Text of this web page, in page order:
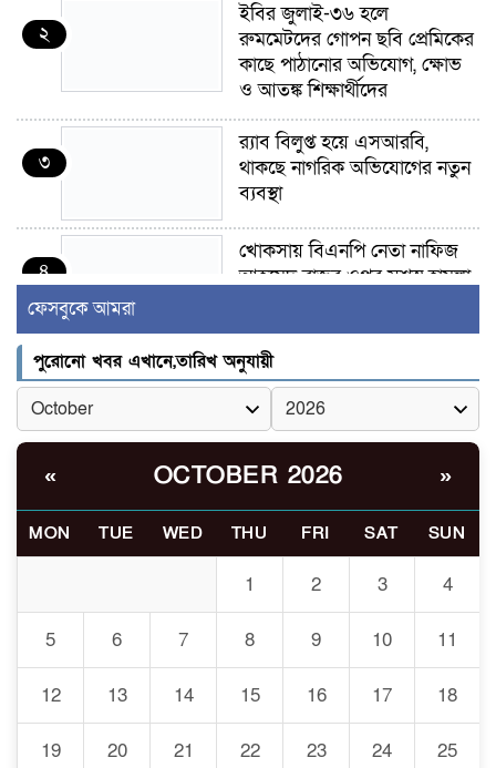
২
ইবির জুলাই-৩৬ হলে
রুমমেটদের গোপন ছবি প্রেমিকের
কাছে পাঠানোর অভিযোগ, ক্ষোভ
ও আতঙ্ক শিক্ষার্থীদের
৩
র‍্যাব বিলুপ্ত হয়ে এসআরবি,
থাকছে নাগরিক অভিযোগের নতুন
ব্যবস্থা
৪
খোকসায় বিএনপি নেতা নাফিজ
আহমেদ রাজুর ওপর সশস্ত্র হামলা,
৫
সাঈদীর ছবিতে জুতা
নিক্ষেপকারীরা ‘জারজ সন্তান’:
আমির হামজা
৬
ইসলামী বিশ্ববিদ্যালয়র ৪৪
তৎপরতার অভিযোগ/ তদন্তে
গঠিত হলো উচ্চপর্যায়ের কমিটি
৭
মাত্র ৯১ টন ভারতীয় মরিচেই
কেজি দাম কে ধরে রেখেছিল?
৮
জুলাই আন্দোলন ছিল সম্মিলিত,
লক্ষ্য হওয়া উচিত ঐক্য ও
রাষ্ট্রগঠন
ফেসবুকে আমরা
পুরোনো খবর এখানে,তারিখ অনুযায়ী
« OCTOBER 2026 »
MON TUE WED THU FRI SAT SUN
1 2 3 4
5 6 7 8 9 10 11
12 13 14 15 16 17 18
19 20 21 22 23 24 25